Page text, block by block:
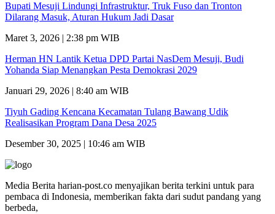
Bupati Mesuji Lindungi Infrastruktur, Truk Fuso dan Tronton
Dilarang Masuk, Aturan Hukum Jadi Dasar
Maret 3, 2026 | 2:38 pm WIB
Herman HN Lantik Ketua DPD Partai NasDem Mesuji, Budi
Yohanda Siap Menangkan Pesta Demokrasi 2029
Januari 29, 2026 | 8:40 am WIB
Tiyuh Gading Kencana Kecamatan Tulang Bawang Udik
Realisasikan Program Dana Desa 2025
Desember 30, 2025 | 10:46 am WIB
Media Berita harian-post.co menyajikan berita terkini untuk para
pembaca di Indonesia, memberikan fakta dari sudut pandang yang
berbeda,